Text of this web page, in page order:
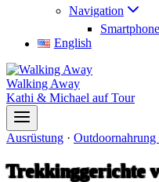
Navigation
English
Walking Away
Kathi & Michael auf Tour
Ausrüstung · Outdoornahrung
Trekkinggerichte